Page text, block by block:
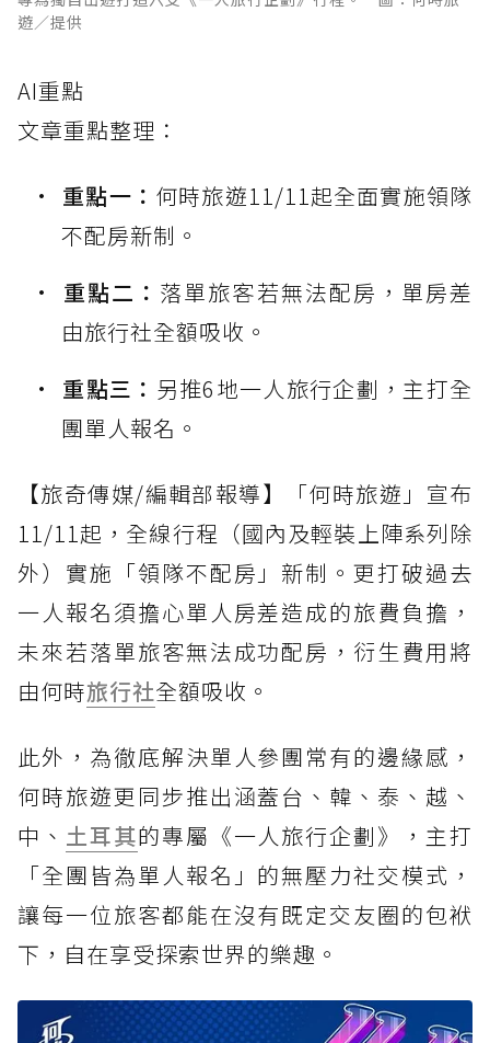
遊／提供
AI重點
文章重點整理：
重點一： 何時旅遊11/11起全面實施領隊
不配房新制。
重點二： 落單旅客若無法配房，單房差
由旅行社全額吸收。
重點三： 另推6地一人旅行企劃，主打全
團單人報名。
【旅奇傳媒/編輯部報導】「何時旅遊」宣布
11/11起，全線行程（國內及輕裝上陣系列除
外）實施「領隊不配房」新制。更打破過去
一人報名須擔心單人房差造成的旅費負擔，
未來若落單旅客無法成功配房，衍生費用將
由何時旅行社全額吸收。
此外，為徹底解決單人參團常有的邊緣感，
何時旅遊更同步推出涵蓋台、韓、泰、越、
中、 土耳其的專屬《一人旅行企劃》，主打
「全團皆為單人報名」的無壓力社交模式，
讓每一位旅客都能在沒有既定交友圈的包袱
下，自在享受探索世界的樂趣。